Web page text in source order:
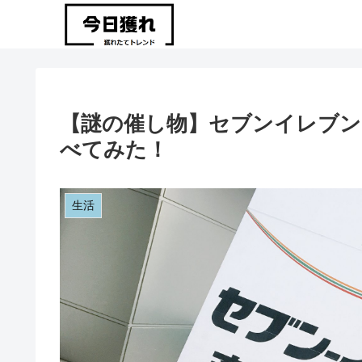
【謎の催し物】セブンイレブ
べてみた！
生活